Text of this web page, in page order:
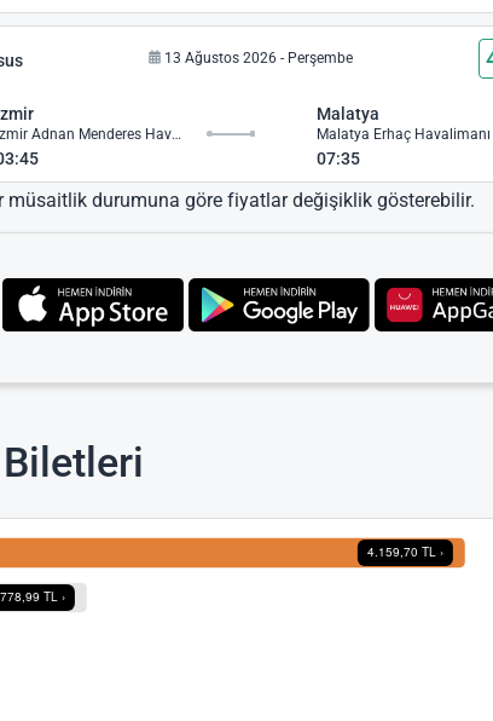
13 Ağustos 2026 - Perşembe
İzmir Adnan Menderes Havalimanı
Malatya
Malatya Erhaç Havalimanı
07:35
müsaitlik durumuna göre fiyatlar değişiklik gösterebilir.